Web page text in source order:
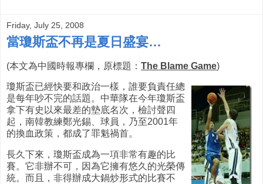
Friday, July 25, 2008
當瓊斯盃不再是夏日盛宴…
(本文為中國時報專欄，原標題： The Blame Game)
瓊斯盃已經快要和政治一樣，誰要負責任總
是每年吵不完的話題。中華隊在今年瓊斯盃
拿下有史以來最差的墊底名次，檢討聲四
起，南韓教練鄭光錫、球員，乃至2001年
的換血政策，都成了罪魁禍首。
長久下來，瓊斯盃成為一項非常有趣的比
賽。它非辦不可，因為它擁有悠久的光榮傳
統。而且，非得辦成大鍋炒形式的比賽不